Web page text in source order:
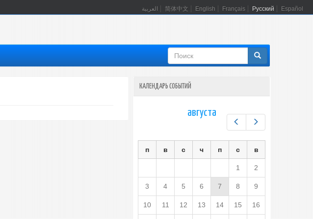
العربية 简体中文 English Français Русский Español
Форма
поиска
КАЛЕНДАРЬ СОБЫТИЙ
Предыдущий
Следующий
августа
п в с ч п с в
1 2
3 4 5 6 7 8 9
10 11 12 13 14 15 16